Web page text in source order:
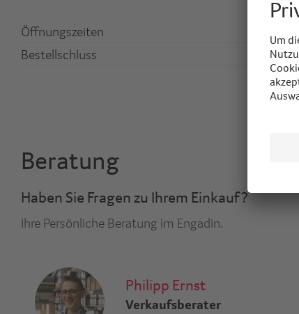
Öffnungszeiten
Bestellschluss
Beratung
Haben Sie Fragen zu Ihrem Einkauf?
Ihre Persönliche Beratung im Engadin.
Philipp Ernst
Verkaufsberater